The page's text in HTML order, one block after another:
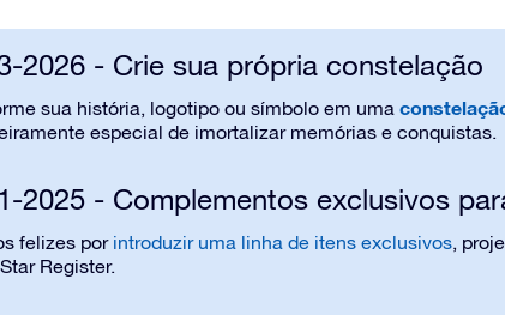
2026 - Crie sua própria constelação
sua história, logotipo ou símbolo em uma
especial de imortalizar memórias e conquistas.
2025 - Complementos exclusivos
felizes por introduzir uma linha de itens exclusivos,
Register.